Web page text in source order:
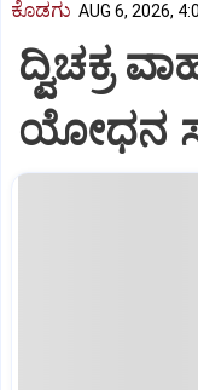
ಕೊಡಗು AUG 6, 2026,
ದ್ವಿಚಕ್ರ
ಯೋಧನ